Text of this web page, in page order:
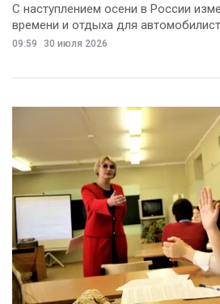
С наступлением осени в России
времени и отдыха для
09:59 30 июля 2026